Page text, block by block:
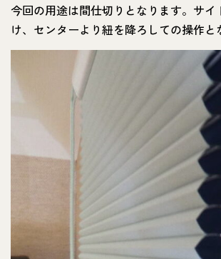
今回の用途は間仕切りとなります。サイ
け、センターより紐を降ろしての操作と